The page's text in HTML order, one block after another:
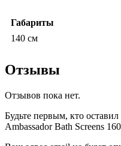
Габариты
140 см
Отзывы
Отзывов пока нет.
Будьте первым, кто
Ambassador Bath Screens